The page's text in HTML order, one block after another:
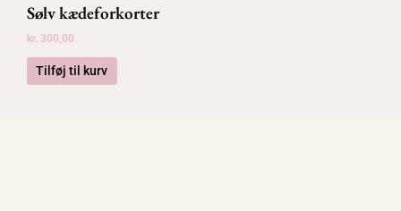
Sølv kædeforkorter
kr. 300,00
Tilføj til kurv